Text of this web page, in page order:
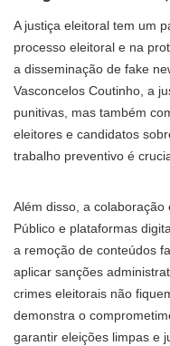
A justiça eleitoral tem um
processo eleitoral e na
a disseminação de fake
Vasconcelos Coutinho, a
punitivas, mas também
eleitores e candidatos
trabalho preventivo é
Além disso, a
Público e plataformas
a remoção de conteúdos
aplicar sanções
crimes eleitorais não
demonstra o
garantir eleições limpas e